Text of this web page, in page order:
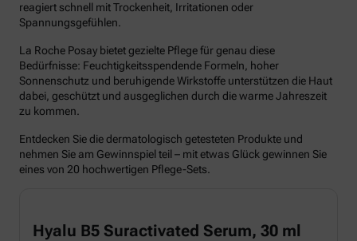
reagiert schnell mit Trockenheit, Irritationen oder
Spannungsgefühlen.
La Roche Posay bietet gezielte Pflege für genau diese
Bedürfnisse: Feuchtigkeitsspendende Formeln, hoher
Sonnenschutz und beruhigende Wirkstoffe unterstützen die Haut
dabei, geschützt und ausgeglichen durch die warme Jahreszeit
zu kommen.
Entdecken Sie die dermatologisch getesteten Produkte und
nehmen Sie am Gewinnspiel teil – mit etwas Glück gewinnen Sie
eines von 20 hochwertigen Pflege-Sets.
Hyalu B5 Suractivated Serum, 30 ml